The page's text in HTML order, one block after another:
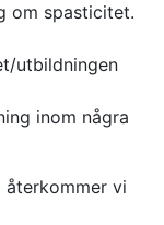
om spasticitet.
utbildningen
inom några
återkommer vi